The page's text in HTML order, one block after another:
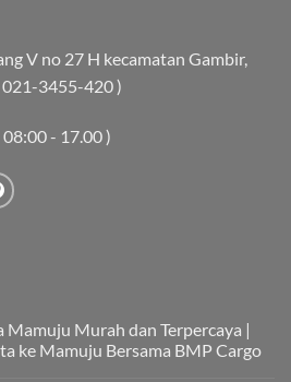
V no 27 H kecamatan Gambir,
021-3455-420 )
- 17.00 )
Mamuju Murah dan Terpercaya |
ke Mamuju Bersama BMP Cargo